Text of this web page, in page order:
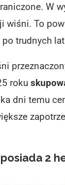
W
wiśni. To
trudnych
roku
dni temu
2